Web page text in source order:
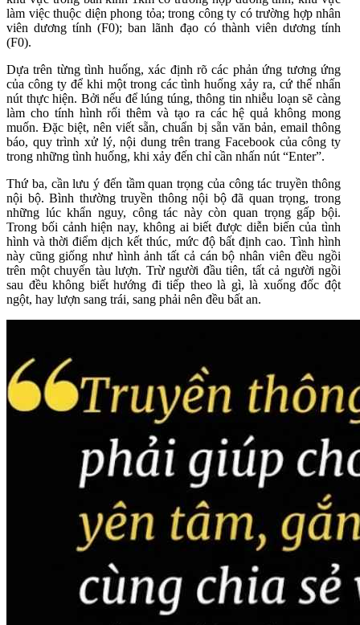
làm việc thuộc diện phong tỏa; trong công ty có trường hợp nhân
viên dương tính (F0); ban lãnh đạo có thành viên dương tính
(F0).
Dựa trên từng tình huống, xác định rõ các phản ứng tương ứng
của công ty để khi một trong các tình huống xảy ra, cứ thế nhấn
nút thực hiện. Bởi nếu để lúng túng, thông tin nhiễu loạn sẽ càng
làm cho tính hình rối thêm và tạo ra các hệ quả không mong
muốn. Đặc biệt, nên viết sẵn, chuẩn bị sẵn văn bản, email thông
báo, quy trình xử lý, nội dung trên trang Facebook của công ty
trong những tình huống, khi xảy đến chỉ cần nhấn nút “Enter”.
Thứ ba, cần lưu ý đến tầm quan trọng của công tác truyền thông
nội bộ. Bình thường truyền thông nội bộ đã quan trọng, trong
những lúc khẩn nguy, công tác này còn quan trọng gấp bội.
Trong bối cảnh hiện nay, không ai biết được diễn biến của tình
hình và thời điểm dịch kết thúc, mức độ bất định cao. Tình hình
này cũng giống như hình ảnh tất cả cán bộ nhân viên đều ngồi
trên một chuyến tàu lượn. Trừ người đầu tiên, tất cả người ngồi
sau đều không biết hướng đi tiếp theo là gì, là xuống đốc đột
ngột, hay lượn sang trái, sang phải nên đều bất an.